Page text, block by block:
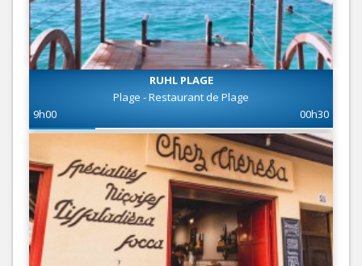
RUHL PLAGE
Plage - Restaurant de Plage
9h00
00h30